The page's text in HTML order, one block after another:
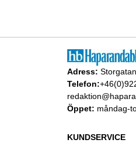
Adress:
Telefon:
Öppet: måndag-
KUNDSERVICE